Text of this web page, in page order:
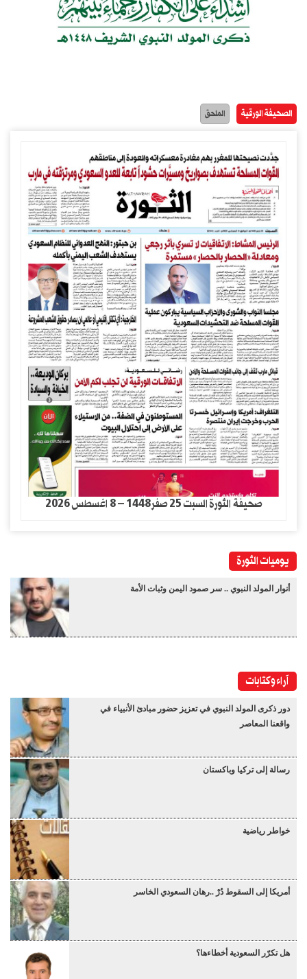
الصحيفة الورقية الملحق
صحيفة الثورة السبت 25 صفر1448 – 8 اغسطس 2026
يوميات الثورة
أنوار المولد النبوي .. سر صمود اليمن وثبات الأمة
آراء وكتابات
دور ذكرى المولد النبوي في تعزيز حضور مبادئ الأنبياء في
واقعنا المعاصر
رسالة إلى تركيا وباكستان
خواطر رياضية
أمريكا إلى السقوط دُرْ ..رهان السعودي الخاسر
هل تكرّر السعودية أخطاءها؟